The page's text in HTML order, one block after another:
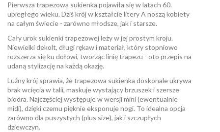
Pierwsza trapezowa sukienka pojawiła się w latach 60.
ubiegłego wieku. Dziś krój w kształcie litery A noszą kobiety
na całym świecie - zarówno młodsze, jak i starsze.
Cały urok sukienki trapezowej leży w jej prostym kroju.
Niewielki dekolt, długi rękaw i materiał, który stopniowo
rozszerza się ku dołowi, tworząc linię trapezu - oto przepis na
udaną stylizację na każdą okazję.
Luźny krój sprawia, że trapezowa sukienka doskonale ukrywa
brak wcięcia w talii, maskuje wystający brzuszek i szersze
biodra. Najczęściej występuje w wersji mini (ewentualnie
midi), dzięki czemu pięknie eksponuje nogi. To idealna opcja
zarówno dla puszystych (plus size), jak i szczupłych
dziewczyn.